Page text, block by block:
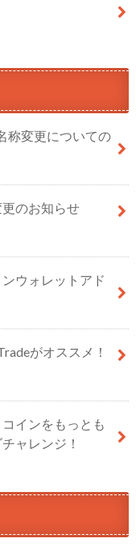
称変更についての
のお知らせ
ウォレットアド
がオススメ！
インをもっとも
ャレンジ！